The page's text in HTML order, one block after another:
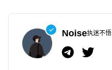
Noise执迷不悟